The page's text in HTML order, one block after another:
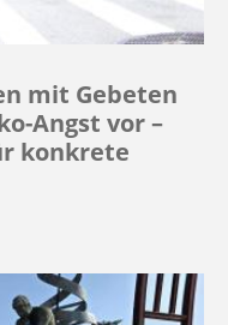
mit Gebeten
Angst vor –
konkrete